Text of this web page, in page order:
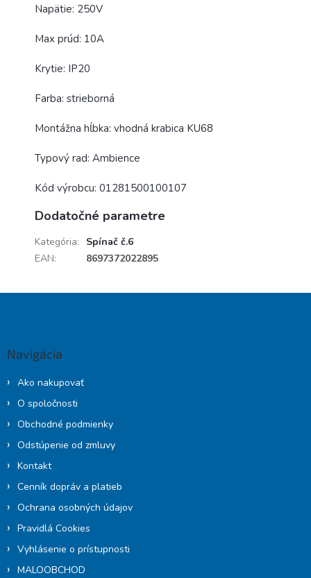
Napätie: 250V
Max prúd: 10A
Krytie: IP20
Farba: strieborná
Montážna hĺbka: vhodná krabica KU68
Typový rad: Ambience
Kód výrobcu: 01281500100107
Dodatočné parametre
Kategória:
Spínač č.6
EAN: 8697372022895
Navigácia
Ako nakupovať
O spoločnosti
Obchodné podmienky
Odstúpenie od zmluvy
Kontakt
Cenník dopráv a platieb
Ochrana osobných údajov
Pravidlá Cookies
Vyhlásenie o prístupnosti
MALOOBCHOD